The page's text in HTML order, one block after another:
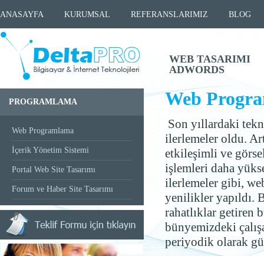
ANASAYFA KURUMSAL REFERANSLARIMIZ BLOG
WEB TASARIMI
ADWORDS
PROGRAMLAMA
Web Programlama
İçerik Yönetim Sistemi
Portal Web Site Tasarımı
Forum ve Haber Site Tasarımı
Web
Son yıllardaki
ilerlemeler oldu.
etkileşimli ve
işlemleri daha
ilerlemeler gibi,
yenilikler yapıldı.
rahatlıklar getiren
bünyemizdeki
periyodik olarak